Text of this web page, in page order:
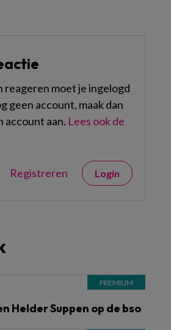
reageren moet je ingelogd
geen account, maak dan
account aan. Lees ook de
Registreren Login
Helder Suppen op de bso